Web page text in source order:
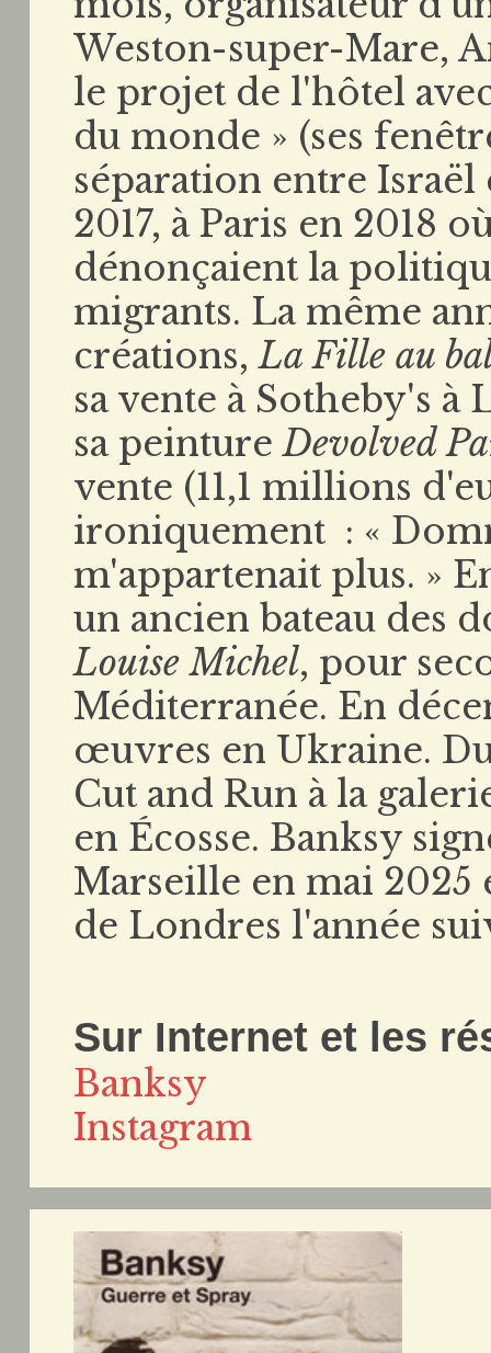
Weston-super-Mare,
le projet de l'hôtel
du monde » (ses
séparation entre Israël
2017, à Paris en 2018
dénonçaient la
migrants. La même
créations, La Fille au
sa vente à Sotheby's à
sa peintureDevolved
vente (11,1 millions
ironiquement : «
m'appartenait plus. »
un ancien bateau des
Louise Michel, pour
Méditerranée. En
œuvres en Ukraine.
Cut and Run à la
en Écosse. Banksy
Marseille en mai 2025
de Londres l'année
Sur Internet et les
Banksy
Instagram